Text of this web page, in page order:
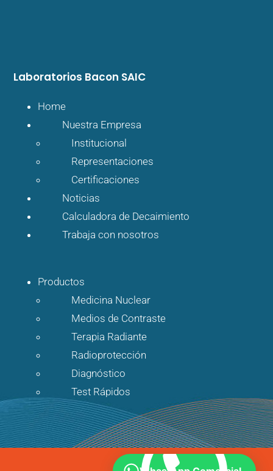
Laboratorios Bacon SAIC
Home
Nuestra Empresa
Institucional
Representaciones
Certificaciones
Noticias
Calculadora de Decaimiento
Trabaja con nosotros
Productos
Medicina Nuclear
Medios de Contraste
Terapia Radiante
Radioprotección
Diagnóstico
Test Rápidos